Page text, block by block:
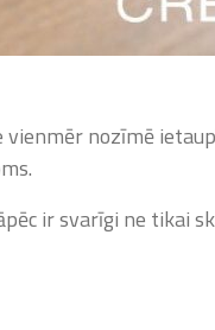
nozīmē
ir svarīgi ne tikai